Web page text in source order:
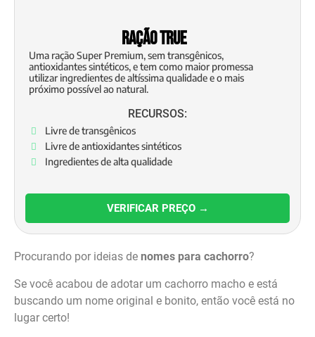
Ração True
Uma ração Super Premium, sem transgênicos,
antioxidantes sintéticos, e tem como maior promessa
utilizar ingredientes de altíssima qualidade e o mais
próximo possível ao natural.
RECURSOS:
Livre de transgênicos
Livre de antioxidantes sintéticos
Ingredientes de alta qualidade
VERIFICAR PREÇO →
Procurando por ideias de nomes para cachorro?
Se você acabou de adotar um cachorro macho e está
buscando um nome original e bonito, então você está no
lugar certo!